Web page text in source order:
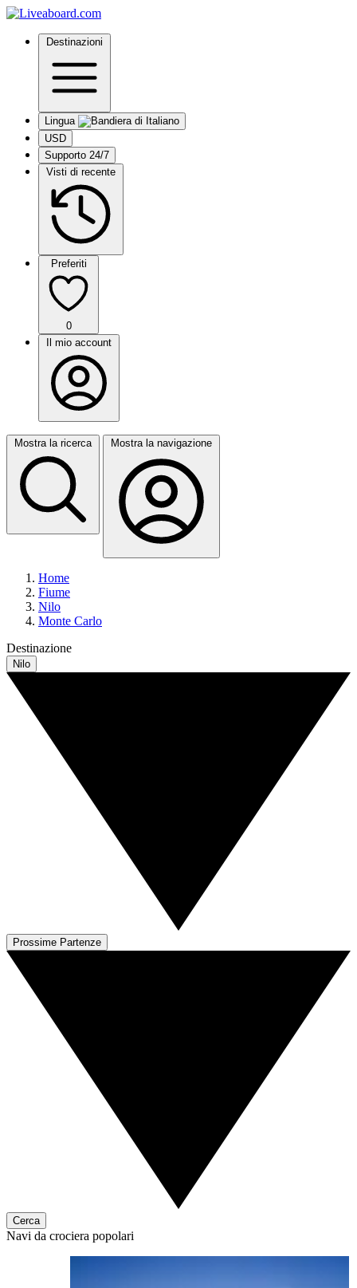
Destinazioni
Lingua
USD
Supporto 24/7
Visti di recente
Preferiti
0
Il mio account
Mostra la ricerca Mostra la navigazione
Home
Fiume
Nilo
Monte Carlo
Destinazione
Nilo
Prossime Partenze
Cerca
Navi da crociera popolari